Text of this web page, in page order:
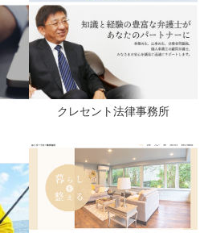
クレセント法律事務所